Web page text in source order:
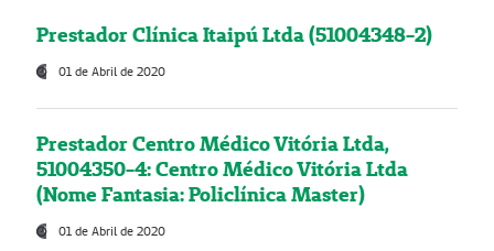
Prestador Clínica Itaipú Ltda (51004348-2)
01 de Abril de 2020
Prestador Centro Médico Vitória Ltda,
51004350-4: Centro Médico Vitória Ltda
(Nome Fantasia: Policlínica Master)
01 de Abril de 2020